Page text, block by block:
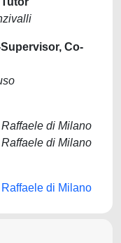
Co-
di Milano
di Milano
di Milano